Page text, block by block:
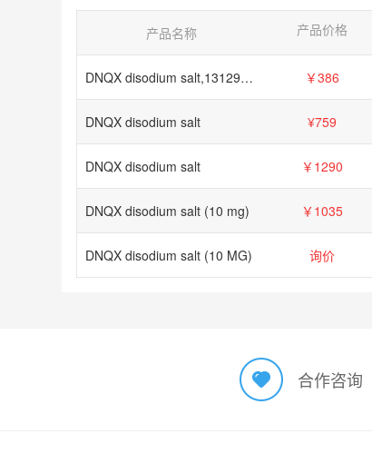
产品名称 产品价格
DNQX disodium salt,1312992-24-7 ￥386
DNQX disodium salt ¥759
DNQX disodium salt ￥1290
DNQX disodium salt (10 mg) ￥1035
DNQX disodium salt (10 MG) 询价
合作咨询